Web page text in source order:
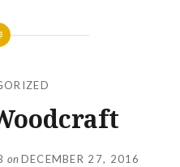
onDECEMBER 27, 2016